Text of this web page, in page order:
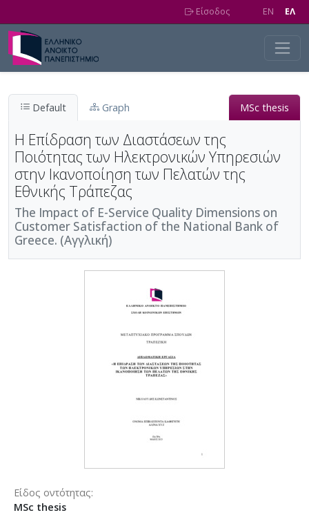
Είσοδος EN EΛ
Default Graph MSc thesis
Η Επίδραση των Διαστάσεων της
Ποιότητας των Ηλεκτρονικών Υπηρεσιών
στην Ικανοποίηση των Πελατών της
Εθνικής Τράπεζας
Τhe Impact of E-Service Quality Dimensions on
Customer Satisfaction of the National Bank of
Greece. (Αγγλική)
Είδος οντότητας
MSc thesis